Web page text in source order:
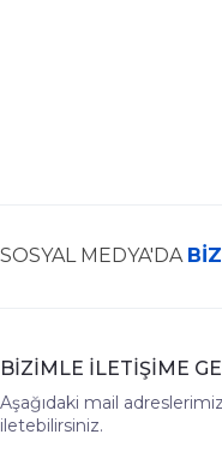
SOSYAL MEDYA'DA
BİZİMLE İLETİŞİME
Aşağıdaki mail
iletebilirsiniz.